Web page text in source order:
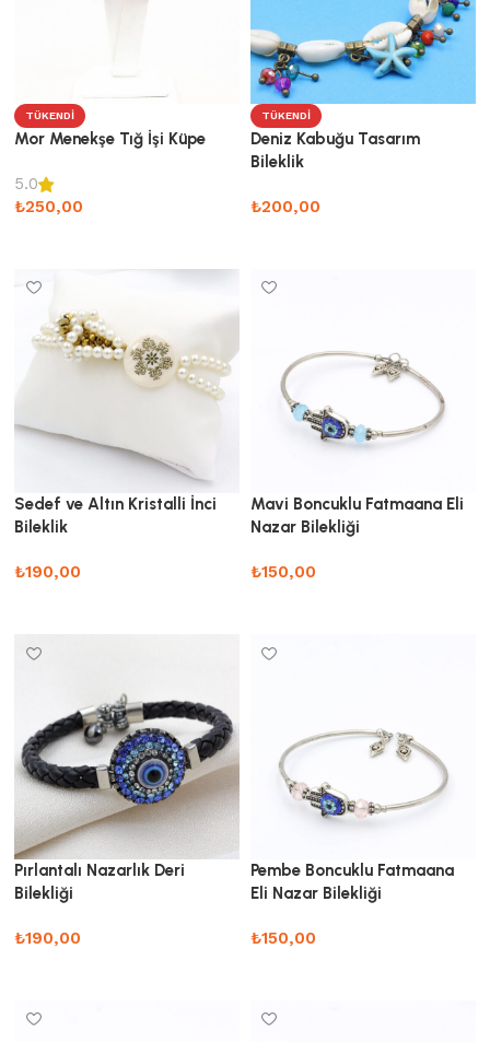
TÜKENDI
Mor Menekşe Tığ İşi Küpe
5.0
₺250,00
TÜKENDI
Deniz Kabuğu Tasarım
Bileklik
₺200,00
Sedef ve Altın Kristalli İnci
Bileklik
₺190,00
Mavi Boncuklu Fatmaana Eli
Nazar Bilekliği
₺150,00
Pırlantalı Nazarlık Deri
Bilekliği
₺190,00
Pembe Boncuklu Fatmaana
Eli Nazar Bilekliği
₺150,00